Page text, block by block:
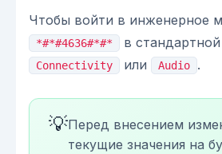
Чтобы войти в инженерное
*#*#4636#*#*
в
Connectivity или Audio .
💡Перед внесением
текущие значения на